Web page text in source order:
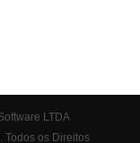
LTDA
Todos os Direitos